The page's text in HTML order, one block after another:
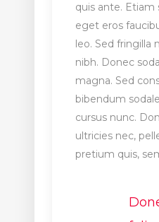
quis ante. Etiam
eget eros
leo. Sed fringilla
nibh. Donec
magna. Sed
bibendum
cursus nunc.
ultricies nec,
pretium quis,